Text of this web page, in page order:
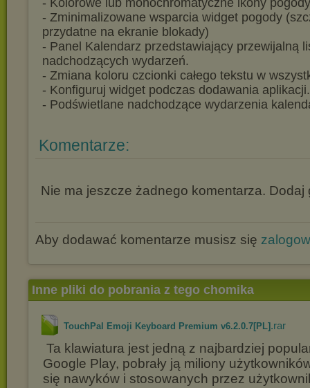
- Kolorowe lub monochromatyczne ikony
- Zminimalizowane wsparcia widget pogody
przydatne na ekranie blokady)
- Panel Kalendarz przedstawiający przewijalną
nadchodzących wydarzeń.
- Zmiana koloru czcionki całego tekstu w
- Konfiguruj widget podczas dodawania aplikacji.
- Podświetlane nadchodzące wydarzenia
Komentarze:
Nie ma jeszcze żadnego komentarza. Dodaj
Aby dodawać komentarze musisz się
Inne pliki do pobrania z tego chomika
TouchPal Emoji Keyboard Premium v6.2.0.7[PL] .rar
Ta klawiatura jest jedną z najbardziej
Google Play, pobrały ją miliony
się nawyków i stosowanych przez